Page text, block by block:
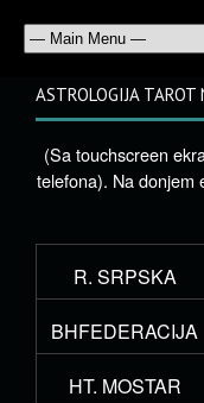
ASTROLOGIJA TAROT
(Sa touchscreen
telefona). Na donjem
R. SRPSKA
BHFEDERACIJA
HT. MOSTAR